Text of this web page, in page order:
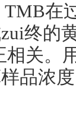
在
终的
相关。
品浓度